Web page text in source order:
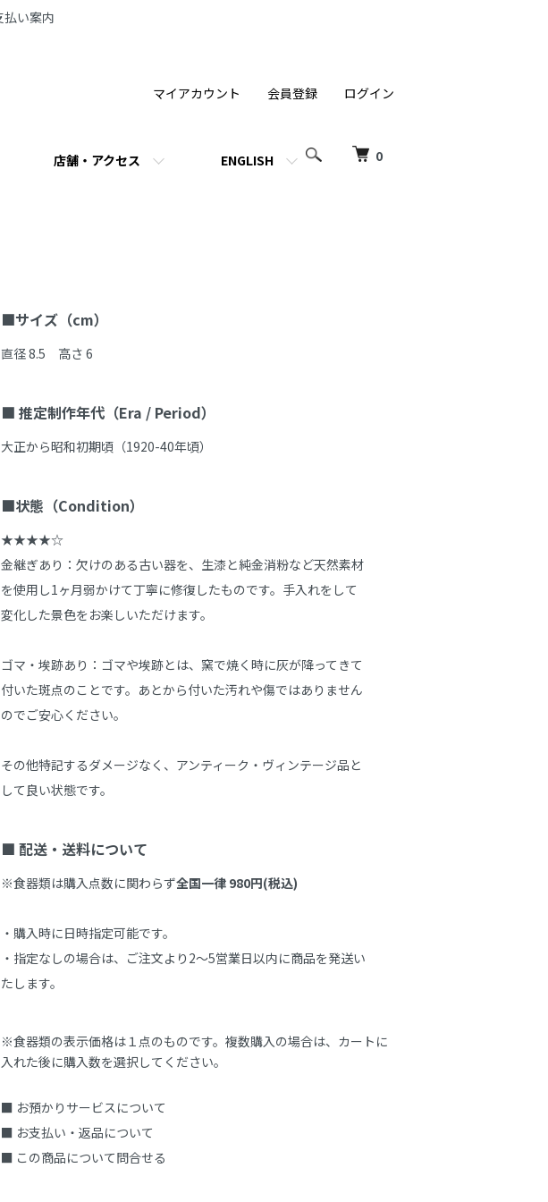
0
店舗・アクセス ENGLISH
マイアカウント 会員登録 ログイン
商品説明
■サイズ（cm）
直径 8.5　高さ 6
■ 推定制作年代（Era / Period）
大正から昭和初期頃（1920-40年頃）
■状態（Condition）
★★★★☆
金継ぎあり：欠けのある古い器を、生漆と純金消粉など天然素材
を使用し1ヶ月弱かけて丁寧に修復したものです。手入れをして
変化した景色をお楽しいただけます。
ゴマ・埃跡あり：ゴマや埃跡とは、窯で焼く時に灰が降ってきて
付いた斑点のことです。あとから付いた汚れや傷ではありません
のでご安心ください。
その他特記するダメージなく、アンティーク・ヴィンテージ品と
して良い状態です。
■ 配送・送料について
※食器類は購入点数に関わらず全国一律 980円(税込)
・購入時に日時指定可能です。
・指定なしの場合は、ご注文より2～5営業日以内に商品を発送い
たします。
※食器類の表示価格は１点のものです。複数購入の場合は、カートに
入れた後に購入数を選択してください。
■ お預かりサービスについて
■ お支払い・返品について
■ この商品について問合せる